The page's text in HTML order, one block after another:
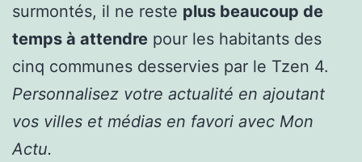
surmontés, il ne reste plus beaucoup de
temps à attendre pour les habitants des
cinq communes desservies par le Tzen 4.
Personnalisez votre actualité en ajoutant
vos villes et médias en favori avec Mon
Actu.